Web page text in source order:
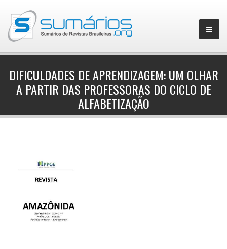
▼
DIFICULDADES DE APRENDIZAGEM: UM OLHAR
A PARTIR DAS PROFESSORAS DO CICLO DE
ALFABETIZAÇÃO